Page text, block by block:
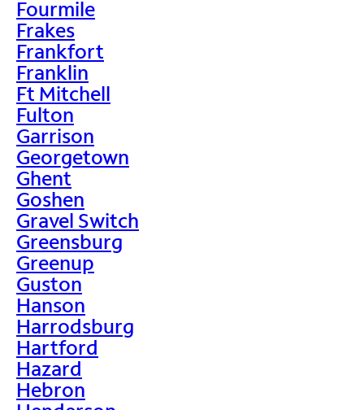
Fourmile
Frakes
Frankfort
Franklin
Ft Mitchell
Fulton
Garrison
Georgetown
Ghent
Goshen
Gravel Switch
Greensburg
Greenup
Guston
Hanson
Harrodsburg
Hartford
Hazard
Hebron